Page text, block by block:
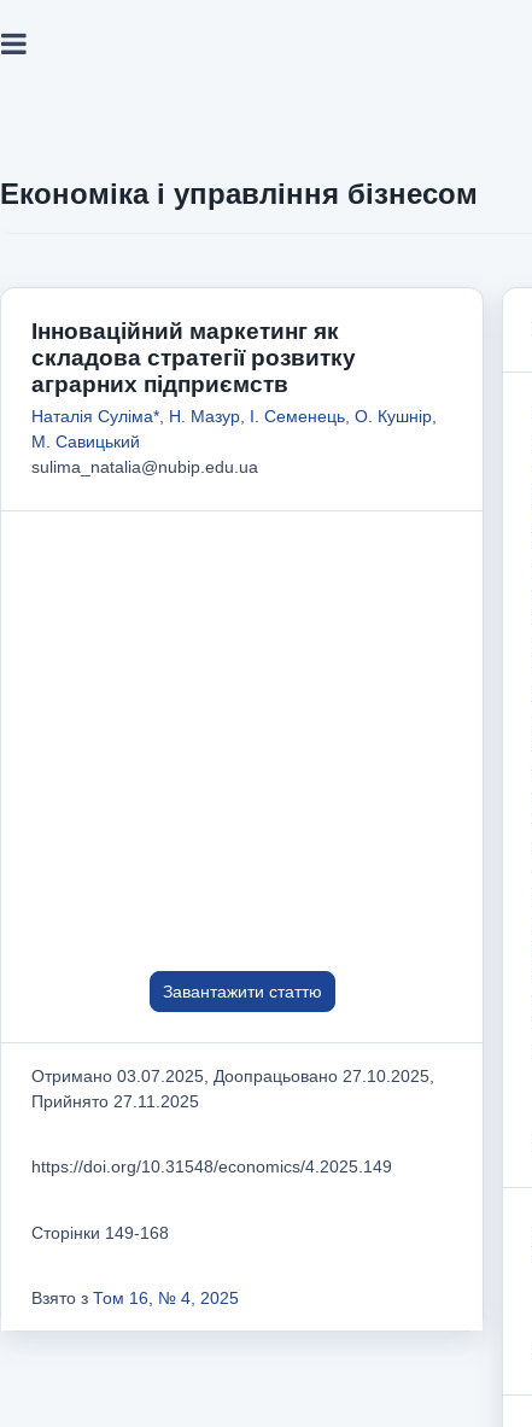
Економіка і управління бізнесом
Інноваційний маркетинг як
складова стратегії розвитку
аграрних підприємств
Наталія Суліма* Н. Мазур І. Семенець О. Кушнір
М. Савицький
sulima_natalia@nubip.edu.ua
Завантажити статтю
Отримано 03.07.2025, Доопрацьовано 27.10.2025,
Прийнято 27.11.2025
https://doi.org/10.31548/economics/4.2025.149
Сторінки 149-168
Взято з Том 16, № 4, 2025